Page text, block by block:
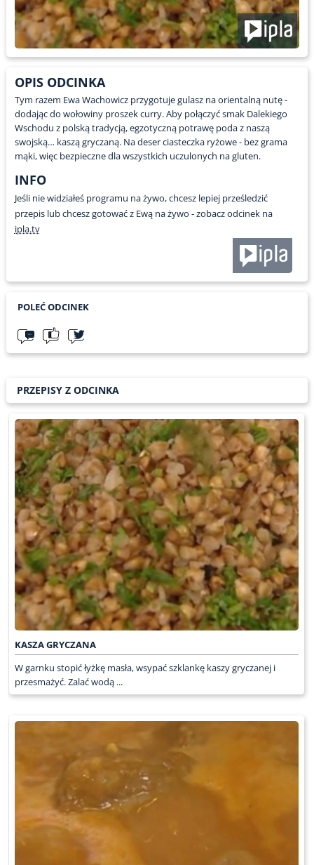
OPIS ODCINKA
Tym razem Ewa Wachowicz przygotuje gulasz na orientalną nutę -
dodając do wołowiny proszek curry. Aby połączyć smak Dalekiego
Wschodu z polską tradycją, egzotyczną potrawę poda z naszą
swojską… kaszą gryczaną. Na deser ciasteczka ryżowe - bez grama
mąki, więc bezpieczne dla wszystkich uczulonych na gluten.
INFO
Jeśli nie widziałeś programu na żywo, chcesz lepiej prześledzić
przepis lub chcesz gotować z Ewą na żywo - zobacz odcinek na
ipla.tv
POLEĆ ODCINEK
PRZEPISY Z ODCINKA
KASZA GRYCZANA
W garnku stopić łyżkę masła, wsypać szklankę kaszy gryczanej i
przesmażyć. Zalać wodą ...